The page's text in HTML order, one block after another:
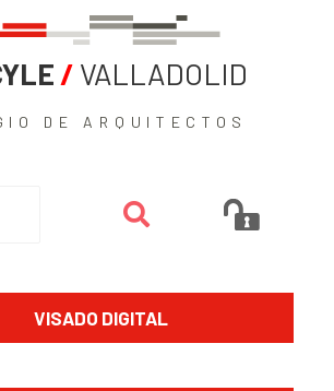
/ VALLADOLID
DE ARQUITECTOS
VISADO DIGITAL